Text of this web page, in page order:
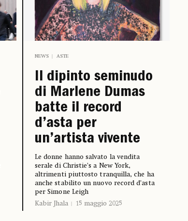
NEWS ASTE
Il dipinto seminudo
di Marlene Dumas
batte il record
d’asta per
un’artista vivente
Le donne hanno salvato la vendita
serale di Christie’s a New York,
altrimenti piuttosto tranquilla, che ha
anche stabilito un nuovo record d’asta
per Simone Leigh
Kabir Jhala
15 maggio 2025